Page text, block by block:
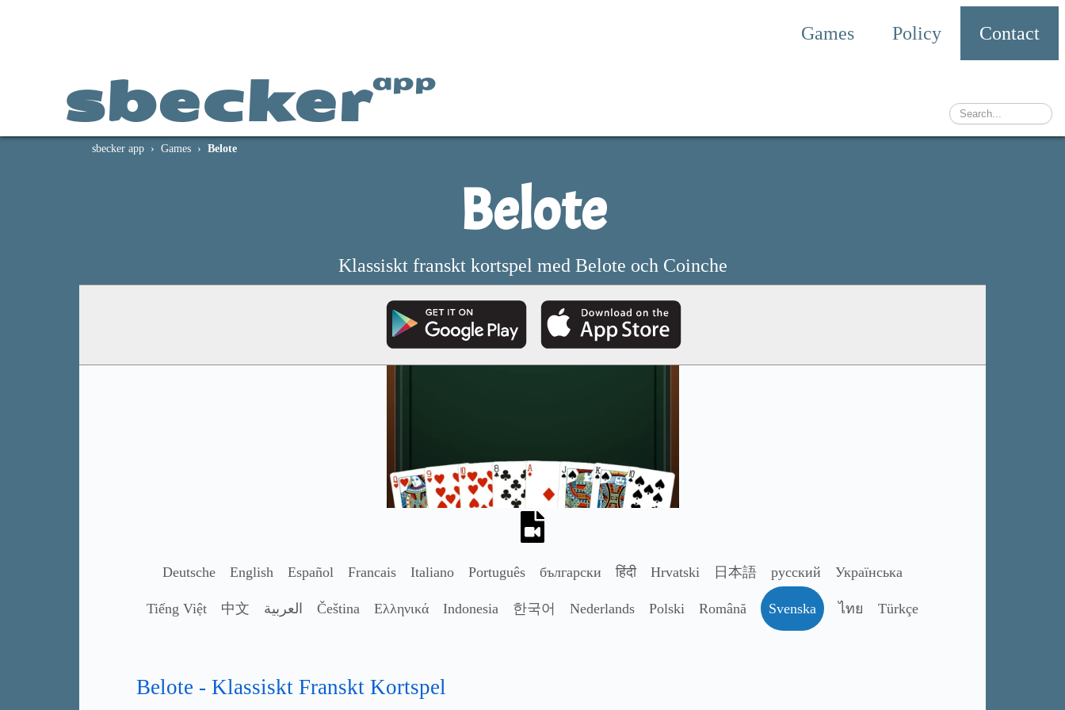
Games Policy Contact
sbeckerapp
sbecker app Games Belote
Belote
Klassiskt franskt kortspel med Belote och Coinche
Deutsche English Español Francais Italiano Português български हिंदी Hrvatski 日本語 русский Українська
Tiếng Việt 中文 العربية Čeština Ελληνικά Indonesia 한국어 Nederlands Polski Română Svenska ไทย Türkçe
Belote - Klassiskt Franskt Kortspel